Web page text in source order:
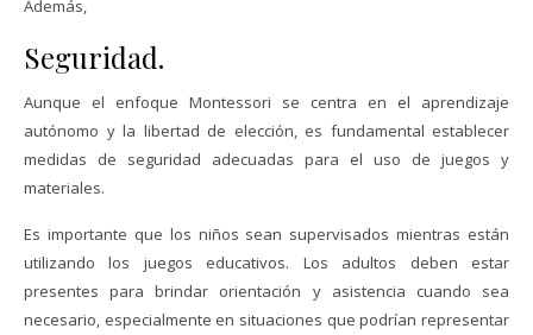
Además,
Seguridad.
Aunque el enfoque Montessori se centra en el aprendizaje
autónomo y la libertad de elección, es fundamental establecer
medidas de seguridad adecuadas para el uso de juegos y
materiales.
Es importante que los niños sean supervisados ​​mientras están
utilizando los juegos educativos. Los adultos deben estar
presentes para brindar orientación y asistencia cuando sea
necesario, especialmente en situaciones que podrían representar